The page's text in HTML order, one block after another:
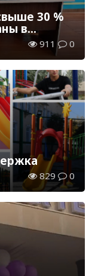
30 %
в
911 0
829 0